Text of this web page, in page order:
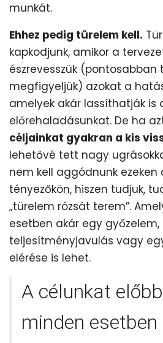
munkát.
Ehhez pedig türelem kell.
kapkodjunk, amikor a
észrevesszük
megfigyeljük) azokat a
amelyek akár lassíthatják is
előrehaladásunkat. De ha
céljainkat gyakran a kis
lehetővé tett nagy
nem kell aggódnunk ezeken
tényezőkön, hiszen tudjuk,
„türelem rózsát terem”.
esetben akár egy győzelem,
teljesítményjavulás vagy
elérése is lehet.
A célunkat
minden esetben